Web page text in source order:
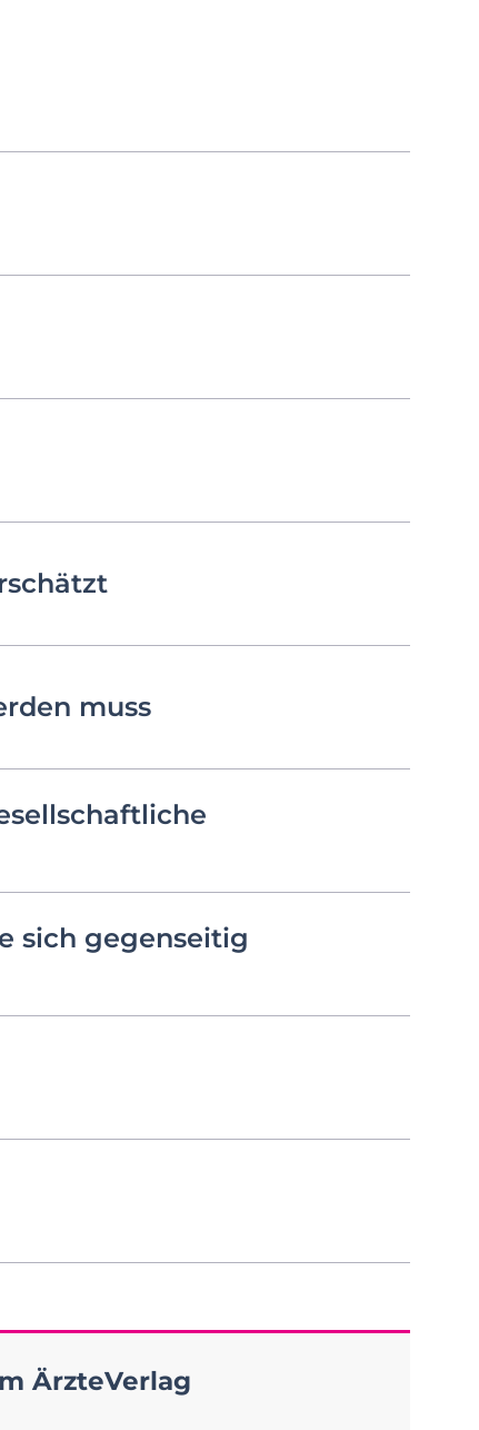
muss
sich gegenseitig
ÄrzteVerlag